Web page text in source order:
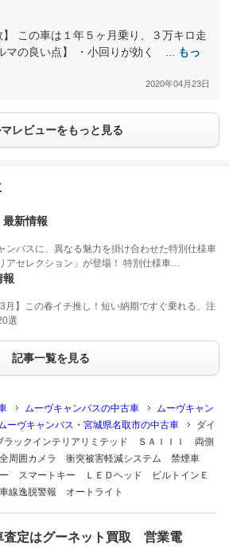
】 この車は１年５ヶ月乗り、３万キロ走
マの良い点】 ・小回りが効く ...
もっ
2020年04月23日
レビューをもっと見る
新情報
ンバスに、異なる魅力を掛け合わせた特別仕様車
アセレクション」が登場！ 特別仕様車…
報
3月】この春イチ推し！短い納期ですぐ乗れる、注
選
記事一覧を見る
ムーヴキャンバスの中古車
ムーヴキャン
ーヴキャンバス・宮城県名取市の中古車
ダイ
ラックインテリアリミテッド ＳＡＩＩＩ 両側
周囲カメラ 衝突被害軽減システム 禁煙車
スマートキー ＬＥＤヘッド ビルトインＥ
線逸脱警報 オートライト
査定はグーネット買取 営業電